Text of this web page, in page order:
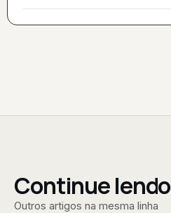
Continue lendo
Outros artigos na mesma linha